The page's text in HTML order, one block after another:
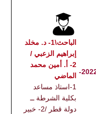
الباحث\1- د. مخلد
إبراهيم الزعبي /
2- أ. أمين محمد
الماضي ‏
1-استاذ مساعد
بكلية الشرطة ــ
دولة قطر /2- خبير
الخامس - الإصدار الثالث والأربعون - 2022-